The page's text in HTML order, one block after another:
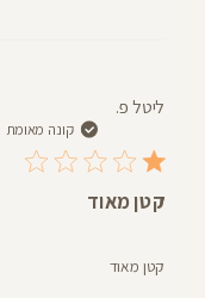
ליטל פ.
קונה מאומת
קטן מאוד
קטן מאוד